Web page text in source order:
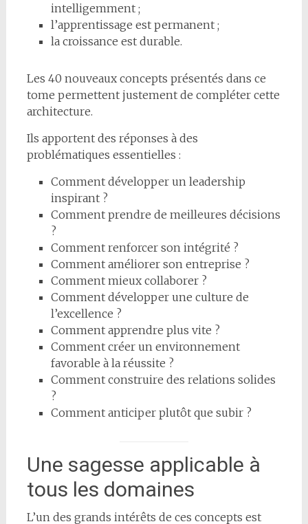
intelligemment ;
l’apprentissage est permanent ;
la croissance est durable.
Les 40 nouveaux concepts présentés dans ce
tome permettent justement de compléter cette
architecture.
Ils apportent des réponses à des
problématiques essentielles :
Comment développer un leadership
inspirant ?
Comment prendre de meilleures décisions
?
Comment renforcer son intégrité ?
Comment améliorer son entreprise ?
Comment mieux collaborer ?
Comment développer une culture de
l’excellence ?
Comment apprendre plus vite ?
Comment créer un environnement
favorable à la réussite ?
Comment construire des relations solides
?
Comment anticiper plutôt que subir ?
Une sagesse applicable à
tous les domaines
L’un des grands intérêts de ces concepts est